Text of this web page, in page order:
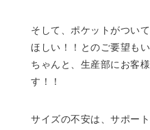
そして、ポケットがつい
ほしい！！とのご要望も
ちゃんと、生産部にお客
す！！
サイズの不安は、サポー